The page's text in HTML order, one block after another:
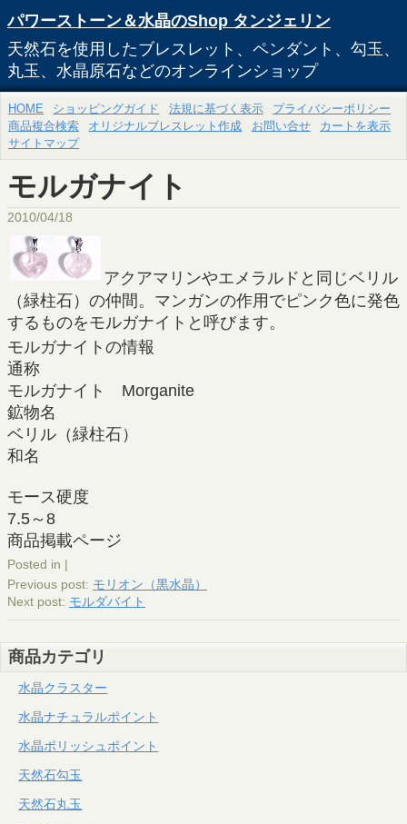
パワーストーン＆水晶のShop タンジェリン
天然石を使用したブレスレット、ペンダント、勾玉、
丸玉、水晶原石などのオンラインショップ
HOME ショッピングガイド 法規に基づく表示
プライバシーポリシー
商品複合検索
オリジナルブレスレット作成 お問い合せ
カートを表示
サイトマップ
モルガナイト
2010/04/18
アクアマリンやエメラルドと同じベリル
（緑柱石）の仲間。マンガンの作用でピンク色に発色
するものをモルガナイトと呼びます。
モルガナイトの情報
通称
モルガナイト Morganite
鉱物名
ベリル（緑柱石）
和名
モース硬度
7.5～8
商品掲載ページ
Posted in |
Previous post: モリオン（黒水晶）
Next post: モルダバイト
商品カテゴリ
水晶クラスター
水晶ナチュラルポイント
水晶ポリッシュポイント
天然石勾玉
天然石丸玉